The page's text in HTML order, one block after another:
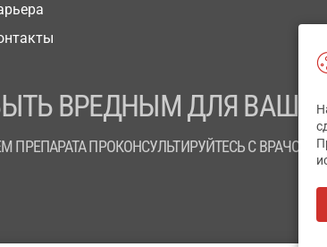
ВРЕДНЫМ ДЛЯ
ПРЕПАРАТА ПРОКОНСУЛЬТИРУЙТЕСЬ С ВРАЧОМ